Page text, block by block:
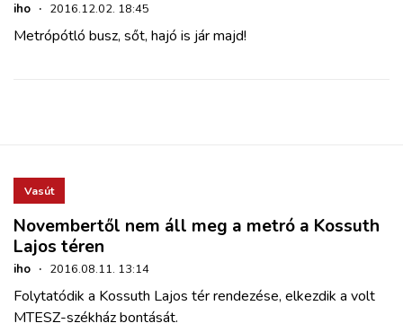
iho · 2016.12.02. 18:45
Metrópótló busz, sőt, hajó is jár majd!
Vasút
Novembertől nem áll meg a metró a Kossuth
Lajos téren
iho · 2016.08.11. 13:14
Folytatódik a Kossuth Lajos tér rendezése, elkezdik a volt
MTESZ-székház bontását.